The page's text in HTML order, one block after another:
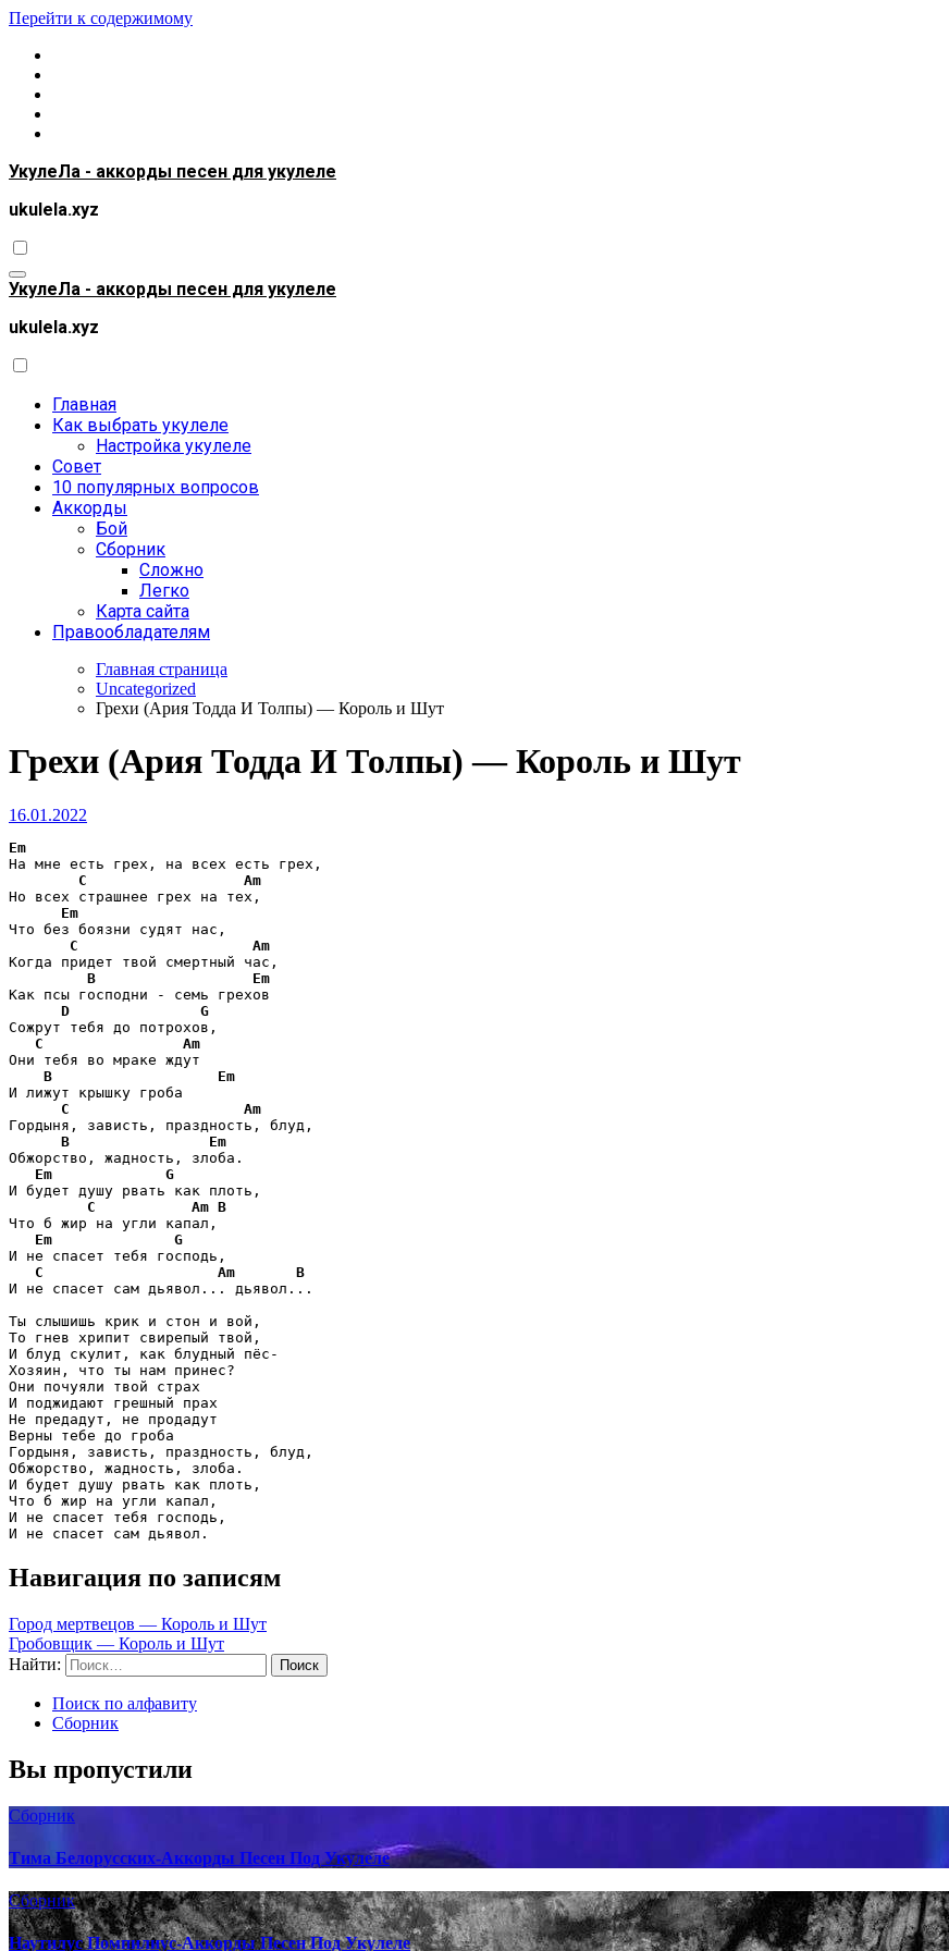
Перейти к содержимому
УкулеЛа - аккорды песен для укулеле
ukulela.xyz
УкулеЛа - аккорды песен для укулеле
ukulela.xyz
Главная
Как выбрать укулеле
Настройка укулеле
Совет
10 популярных вопросов
Аккорды
Бой
Сборник
Сложно
Легко
Карта сайта
Правообладателям
Главная страница
Uncategorized
Грехи (Ария Тодда И Толпы) — Король и Шут
Грехи (Ария Тодда И Толпы) — Король и Шут
16.01.2022
Em
На мне есть грех, на всех есть грех,
C
Am
Но всех страшнее грех на тех,
Em
Что без боязни судят нас,
C
Am
Когда придет твой смертный час,
B
Em
Как псы господни - семь грехов
D
G
Сожрут тебя до потрохов,
C
Am
Они тебя во мраке ждут
B
Em
И лижут крышку гроба
C
Am
Гордыня, зависть, праздность, блуд,
B
Em
Обжорство, жадность, злоба.
Em
G
И будет душу рвать как плоть,
C
Am B
Что б жир на угли капал,
Em
G
И не спасет тебя господь,
C
Am
B
И не спасет сам дьявол... дьявол...
Ты слышишь крик и стон и вой,
То гнев хрипит свирепый твой,
И блуд скулит, как блудный пёс-
Хозяин, что ты нам принес?
Они почуяли твой страх
И поджидают грешный прах
Не предадут, не продадут
Верны тебе до гроба
Гордыня, зависть, праздность, блуд,
Обжорство, жадность, злоба.
И будет душу рвать как плоть,
Что б жир на угли капал,
И не спасет тебя господь,
И не спасет сам дьявол.
Навигация по записям
Город мертвецов — Король и Шут
Гробовщик — Король и Шут
Найти:
Поиск по алфавиту
Сборник
Вы пропустили
Сборник
Тима Белорусских-Аккорды Песен Под Укулеле
Сборник
Наутилус Помпилиус-Аккорды Песен Под Укулеле